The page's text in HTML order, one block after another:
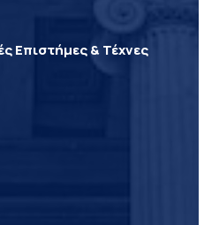
Επιστήμες & Τέχνες